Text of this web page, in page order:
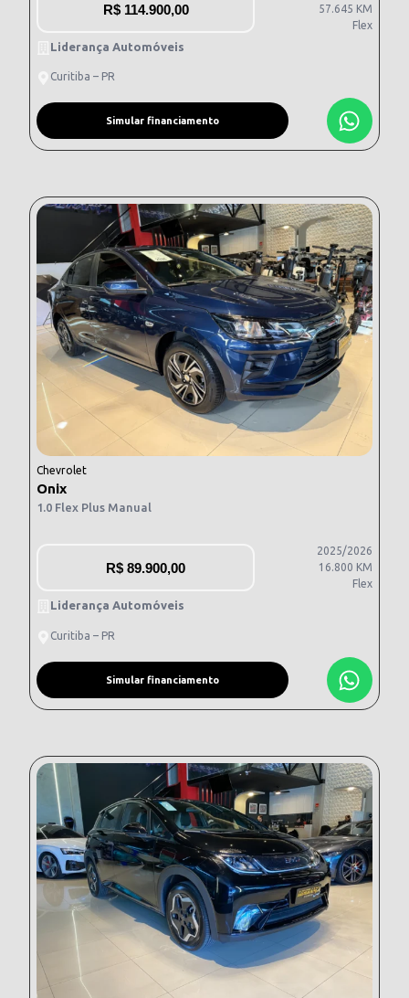
R$114.900,00
57.645 KM
Flex
Liderança Automóveis
Curitiba – PR
Simular financiamento
Chevrolet
Onix
1.0 Flex Plus Manual
R$ 89.900,00
2025/2026
16.800 KM
Flex
Liderança Automóveis
Curitiba – PR
Simular financiamento